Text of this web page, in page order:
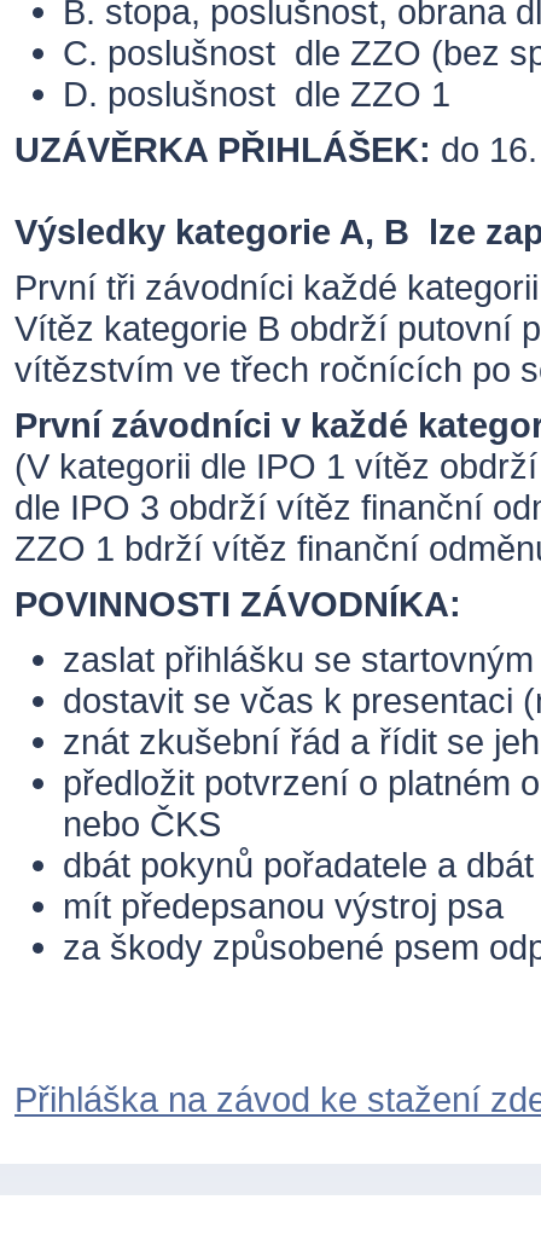
B. stopa, poslušnost, obrana
C. poslušnost dle ZZO (bez
D. poslušnost dle ZZO 1
UZÁVĚRKA PŘIHLÁŠEK: do
Výsledky kategorie A, B lze
První tři závodníci každé
Vítěz kategorie B obdrží putovní
vítězstvím ve třech ročnících po
První závodníci v každé
(V kategorii dle IPO 1 vítěz
dle IPO 3 obdrží vítěz finanční
ZZO 1 bdrží vítěz finanční
POVINNOSTI ZÁVODNÍKA:
zaslat přihlášku se
dostavit se včas k presentaci
znát zkušební řád a řídit se
předložit potvrzení o platném
nebo ČKS
dbát pokynů pořadatele a
mít předepsanou výstroj psa
za škody způsobené psem
Přihláška na závod ke stažení